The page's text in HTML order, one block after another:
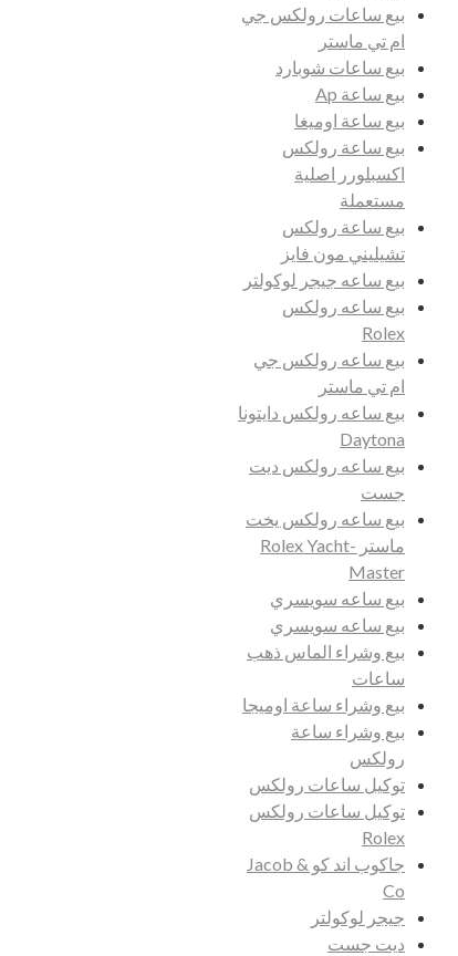
بيع ساعات رولكس جي
ام تي ماستر
بيع ساعات شوبارد
بيع ساعة Ap
بيع ساعة اوميغا
بيع ساعة رولكس
اكسبلورر اصلية
مستعملة
بيع ساعة رولكس
تشيليني مون فايز
بيع ساعه جيجر لوكولتر
بيع ساعه رولكس
Rolex
بيع ساعه رولكس جي
ام تي ماستر
بيع ساعه رولكس دايتونا
Daytona
بيع ساعه رولكس ديت
جست
بيع ساعه رولكس يخت
ماستر Rolex Yacht-
Master
بيع ساعه سويسري
بيع ساعه سويسري
بيع وشراء الماس ذهب
ساعات
بيع وشراء ساعة اوميجا
بيع وشراء ساعة
رولكس
توكيل ساعات رولكس
توكيل ساعات رولكس
Rolex
جاكوب اند كو Jacob &
Co
جيجر لوكولتر
ديت جست